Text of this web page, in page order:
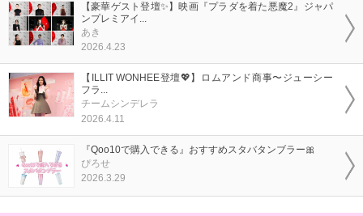
【豪華ゲスト登壇✨】映画『プラダを着た悪魔2』ジャパ
ンプレミアイ...
あき
2026.4.23
【ILLIT WONHEE登壇💖】ロムアンド商事〜ジューシー
フラ...
チームシンデレラ
2026.4.11
『Qoo10で購入できる』おすすめスタバタンブラー🎀
ぴろせ
2026.3.29